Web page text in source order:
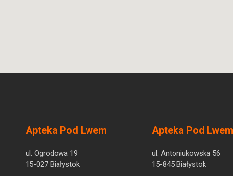
Apteka Pod Lwem
ul. Ogrodowa 19
15-027 Białystok
Apteka Pod Lwem
ul. Antoniukowska 56
15-845 Białystok